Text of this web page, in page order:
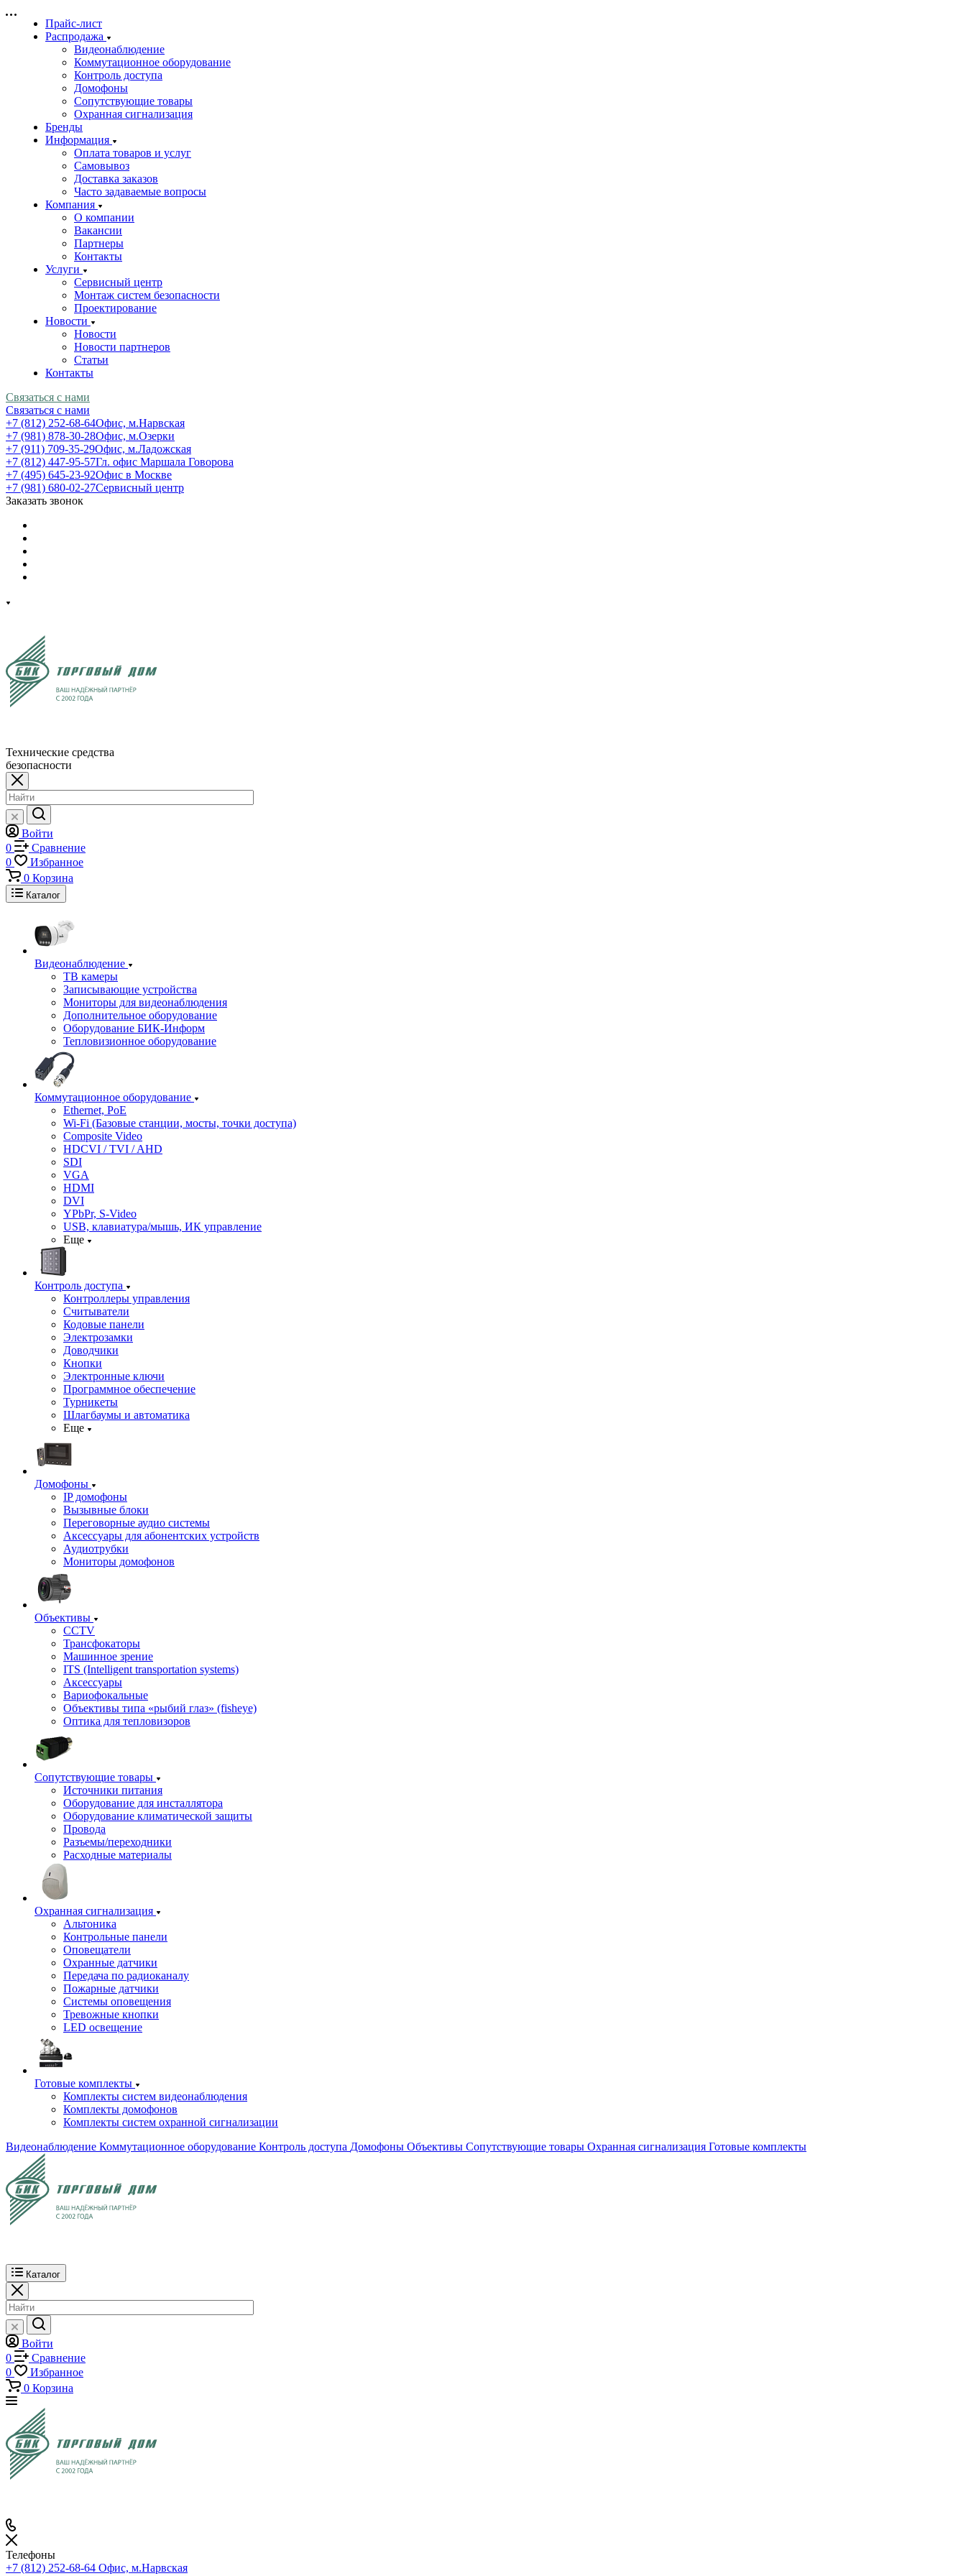
Прайс-лист
Распродажа
Видеонаблюдение
Коммутационное оборудование
Контроль доступа
Домофоны
Сопутствующие товары
Охранная сигнализация
Бренды
Информация
Оплата товаров и услуг
Самовывоз
Доставка заказов
Часто задаваемые вопросы
Компания
О компании
Вакансии
Партнеры
Контакты
Услуги
Сервисный центр
Монтаж систем безопасности
Проектирование
Новости
Новости
Новости партнеров
Статьи
Контакты
Связаться с нами
Связаться с нами
+7 (812) 252-68-64Офис, м.Нарвская
+7 (981) 878-30-28Офис, м.Озерки
+7 (911) 709-35-29Офис, м.Ладожская
+7 (812) 447-95-57Гл. офис Маршала Говорова
+7 (495) 645-23-92Офис в Москве
+7 (981) 680-02-27Сервисный центр
Заказать звонок
Технические средства
безопасности
Войти
0
Сравнение
0
Избранное
0 Корзина
Каталог
Видеонаблюдение
ТВ камеры
Записывающие устройства
Мониторы для видеонаблюдения
Дополнительное оборудование
Оборудование БИК-Информ
Тепловизионное оборудование
Коммутационное оборудование
Ethernet, PoE
Wi-Fi (Базовые станции, мосты, точки доступа)
Composite Video
HDCVI / TVI / AHD
SDI
VGA
HDMI
DVI
YPbPr, S-Video
USB, клавиатура/мышь, ИК управление
Еще
Контроль доступа
Контроллеры управления
Считыватели
Кодовые панели
Электрозамки
Доводчики
Кнопки
Электронные ключи
Программное обеспечение
Турникеты
Шлагбаумы и автоматика
Еще
Домофоны
IP домофоны
Вызывные блоки
Переговорные аудио системы
Аксессуары для абонентских устройств
Аудиотрубки
Мониторы домофонов
Объективы
CCTV
Трансфокаторы
Машинное зрение
ITS (Intelligent transportation systems)
Аксессуары
Вариофокальные
Объективы типа «рыбий глаз» (fisheye)
Оптика для тепловизоров
Сопутствующие товары
Источники питания
Оборудование для инсталлятора
Оборудование климатической защиты
Провода
Разъемы/переходники
Расходные материалы
Охранная сигнализация
Альтоника
Контрольные панели
Оповещатели
Охранные датчики
Передача по радиоканалу
Пожарные датчики
Системы оповещения
Тревожные кнопки
LED освещение
Готовые комплекты
Комплекты систем видеонаблюдения
Комплекты домофонов
Комплекты систем охранной сигнализации
Видеонаблюдение Коммутационное оборудование Контроль доступа Домофоны Объективы Сопутствующие товары Охранная сигнализация Готовые комплекты
Каталог
Войти
0
Сравнение
0
Избранное
0 Корзина
Телефоны
+7 (812) 252-68-64 Офис, м.Нарвская